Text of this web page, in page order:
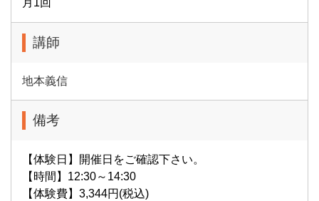
月1回
講師
地本義信
備考
【体験日】開催日をご確認下さい。
【時間】12:30～14:30
【体験費】3,344円(税込)